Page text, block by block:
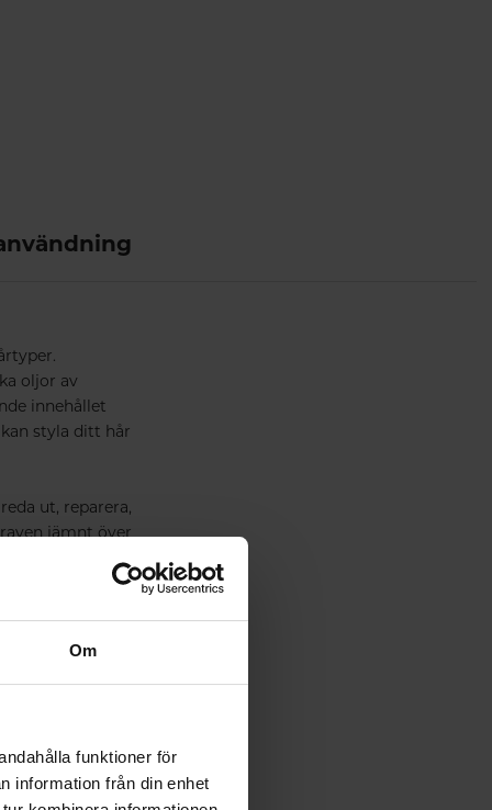
Om
funktioner för
information från din enhet
oljor av
innehållet
styla ditt hår
ut, reparera,
jämnt över